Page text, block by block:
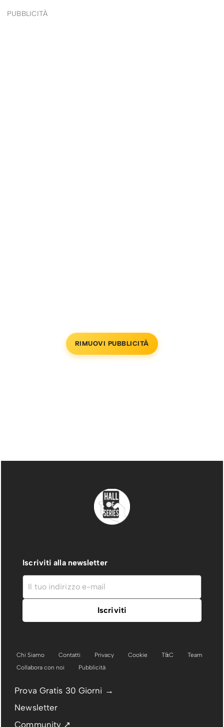
PUBBLICITÀ
RIMUOVI PUBBLICITÀ
Iscriviti alla newsletter
Chi Siamo Contatti Privacy Cookie T&C
Team
Collabora con noi
Pubblicità
Prova Gratis 30 Giorni →
Newsletter
Community ↗